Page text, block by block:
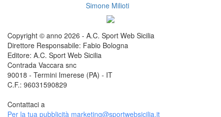
Simone Milioti
Copyright © anno 2026 - A.C. Sport Web Sicilia
Direttore Responsabile: Fabio Bologna
Editore: A.C. Sport Web Sicilia
Contrada Vaccara snc
90018 - Termini Imerese (PA) - IT
C.F.: 96031590829
Contattaci a
Per la tua pubblicità marketing@sportwebsicilia.it